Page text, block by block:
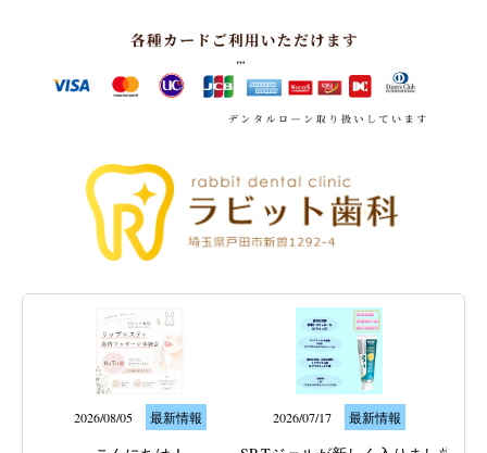
2026/08/05 最新情報 2026/07/17 最新情報